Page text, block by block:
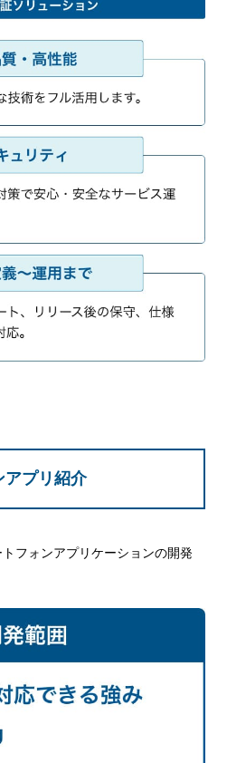
アプリ紹介
フォンアプリケーションの開発